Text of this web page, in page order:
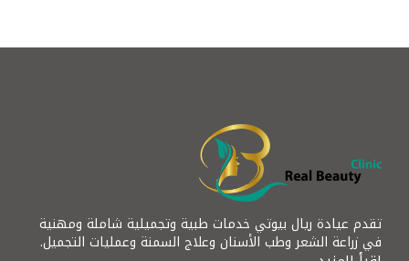
تقدم عيادة ريال بيوتي خدمات طبية وتجميلية شاملة ومهنية
في زراعة الشعر وطب الأسنان وعلاج السمنة وعمليات التجميل.